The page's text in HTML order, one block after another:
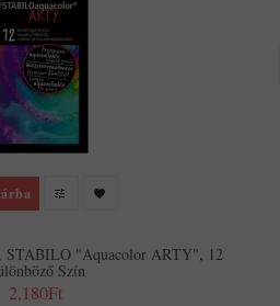
STABILO "Aquacolor ARTY", 12
Szín
2,180Ft